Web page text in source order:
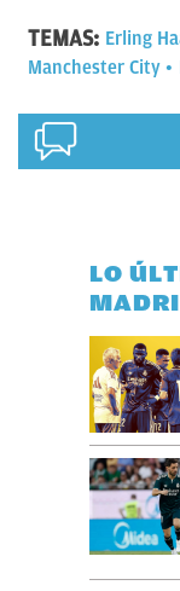
TEMAS: Erling
Manchester City
LO